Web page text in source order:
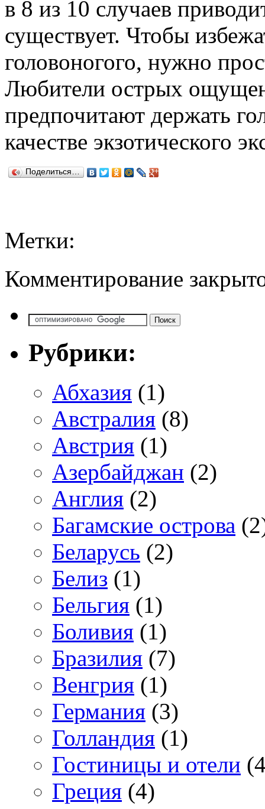
в 8 из 10 случаев
существует. Чтобы
головоногого, нужно
Любители острых
предпочитают держать
качестве экзотического
Поделиться…
Метки:
Комментирование
Рубрики:
Абхазия (1)
Австралия (8)
Австрия (1)
Азербайджан (2)
Англия (2)
Багамские острова
Беларусь (2)
Белиз (1)
Бельгия (1)
Боливия (1)
Бразилия (7)
Венгрия (1)
Германия (3)
Голландия (1)
Гостиницы и отели
Греция (4)